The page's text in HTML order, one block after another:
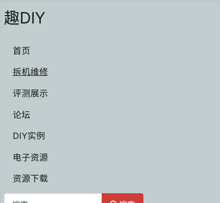
趣DIY
首页
拆机维修
评测展示
论坛
DIY实例
电子资源
资源下载
搜索